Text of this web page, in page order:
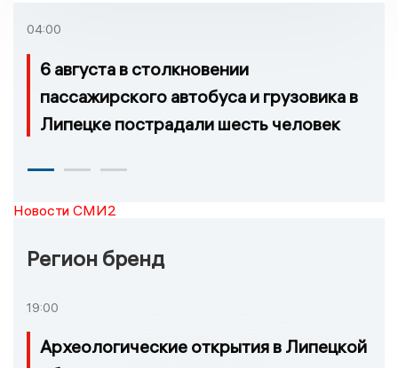
04:00
6 августа в столкновении
пассажирского автобуса и грузовика в
Липецке пострадали шесть человек
Новости СМИ2
Регион бренд
19:00
Археологические открытия в Липецкой